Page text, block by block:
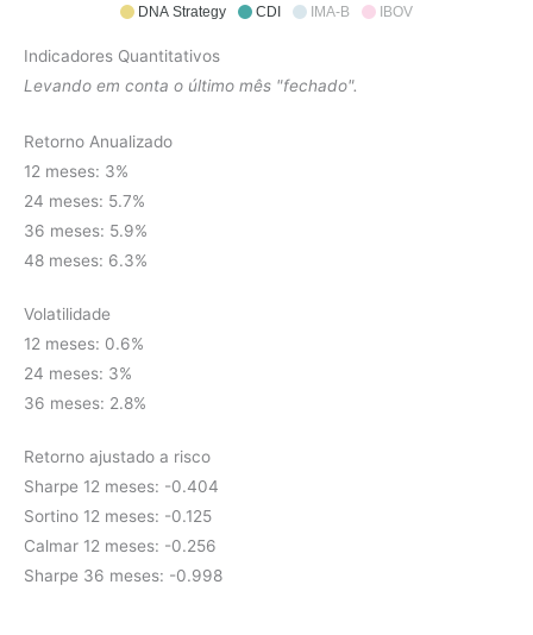
DNA Strategy CDI IMA-B IBOV
Indicadores Quantitativos
Levando em conta o último mês "fechado".
Retorno Anualizado
12 meses: 3%
24 meses: 5.7%
36 meses: 5.9%
48 meses: 6.3%
Volatilidade
12 meses: 0.6%
24 meses: 3%
36 meses: 2.8%
Retorno ajustado a risco
Sharpe 12 meses: -0.404
Sortino 12 meses: -0.125
Calmar 12 meses: -0.256
Sharpe 36 meses: -0.998